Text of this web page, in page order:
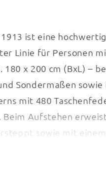
ist eine
Linie für Personen
x 200 cm (BxL) –
Sondermaßen
mit 480
Aufstehen
sowie mit